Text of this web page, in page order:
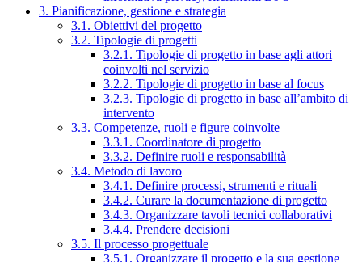
3. Pianificazione, gestione e strategia
3.1. Obiettivi del progetto
3.2. Tipologie di progetti
3.2.1. Tipologie di progetto in base agli attori
coinvolti nel servizio
3.2.2. Tipologie di progetto in base al focus
3.2.3. Tipologie di progetto in base all’ambito di
intervento
3.3. Competenze, ruoli e figure coinvolte
3.3.1. Coordinatore di progetto
3.3.2. Definire ruoli e responsabilità
3.4. Metodo di lavoro
3.4.1. Definire processi, strumenti e rituali
3.4.2. Curare la documentazione di progetto
3.4.3. Organizzare tavoli tecnici collaborativi
3.4.4. Prendere decisioni
3.5. Il processo progettuale
3.5.1. Organizzare il progetto e la sua gestione